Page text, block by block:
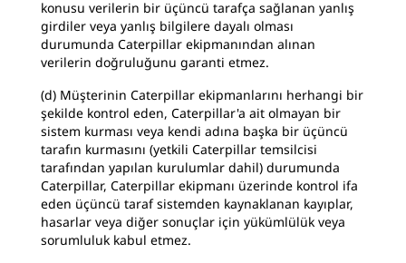
konusu verilerin bir üçüncü tarafça sağlanan yanlış
girdiler veya yanlış bilgilere dayalı olması
durumunda Caterpillar ekipmanından alınan
verilerin doğruluğunu garanti etmez.
(d) Müşterinin Caterpillar ekipmanlarını herhangi bir
şekilde kontrol eden, Caterpillar'a ait olmayan bir
sistem kurması veya kendi adına başka bir üçüncü
tarafın kurmasını (yetkili Caterpillar temsilcisi
tarafından yapılan kurulumlar dahil) durumunda
Caterpillar, Caterpillar ekipmanı üzerinde kontrol ifa
eden üçüncü taraf sistemden kaynaklanan kayıplar,
hasarlar veya diğer sonuçlar için yükümlülük veya
sorumluluk kabul etmez.